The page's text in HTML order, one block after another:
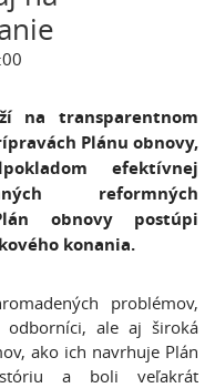
na transparentnom
Plánu obnovy,
efektívnej
reformných
obnovy postúpi
konania.
problémov,
ale aj široká
ako ich navrhuje Plán
a boli veľakrát